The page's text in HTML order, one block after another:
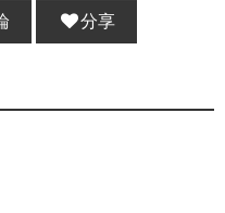
分享 :
分享